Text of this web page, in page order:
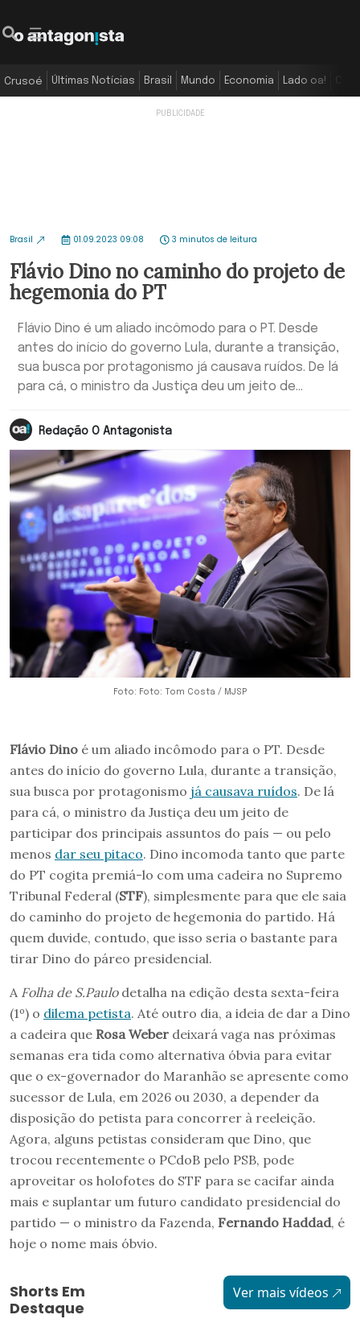
Crusoé Últimas Notícias Brasil Mundo Economia Lado oa!
Brasil 01.09.2023 09:08 3 minutos de leitura
Flávio Dino no caminho do projeto de
hegemonia do PT
Flávio Dino é um aliado incômodo para o PT. Desde
antes do início do governo Lula, durante a transição,
sua busca por protagonismo já causava ruídos. De lá
para cá, o ministro da Justiça deu um jeito de...
Redação O Antagonista
Foto: Foto: Tom Costa / MJSP
Flávio Dino é um aliado incômodo para o PT. Desde
antes do início do governo Lula, durante a transição,
sua busca por protagonismo já causava ruídos. De lá
para cá, o ministro da Justiça deu um jeito de
participar dos principais assuntos do país — ou pelo
menos dar seu pitaco. Dino incomoda tanto que parte
do PT cogita premiá-lo com uma cadeira no Supremo
Tribunal Federal (STF), simplesmente para que ele saia
do caminho do projeto de hegemonia do partido. Há
quem duvide, contudo, que isso seria o bastante para
tirar Dino do páreo presidencial.
A Folha de S.Paulodetalha na edição desta sexta-feira
(1º) o dilema petista. Até outro dia, a ideia de dar a Dino
a cadeira que Rosa Weber deixará vaga nas próximas
semanas era tida como alternativa óbvia para evitar
que o ex-governador do Maranhão se apresente como
sucessor de Lula, em 2026 ou 2030, a depender da
disposição do petista para concorrer à reeleição.
Agora, alguns petistas consideram que Dino, que
trocou recentemente o PCdoB pelo PSB, pode
aproveitar os holofotes do STF para se cacifar ainda
mais e suplantar um futuro candidato presidencial do
partido — o ministro da Fazenda, Fernando Haddad, é
hoje o nome mais óbvio.
Shorts Em
Destaque
Ver mais vídeos